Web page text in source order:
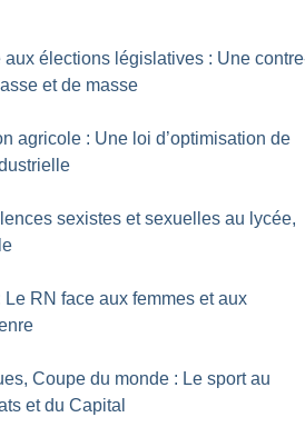
aux élections législatives : Une
et de masse
agricole : Une loi d’optimisation de
sexistes et sexuelles au lycée,
Le RN face aux femmes et aux
Coupe du monde : Le sport au
et du Capital